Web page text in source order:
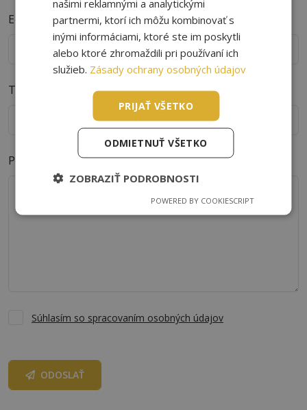
E-mail
Telefón
Poznámka
Súhlasím so spracovaním osobných údajov
ODOSLAŤ
našimi reklamnými a analytickými
partnermi, ktorí ich môžu kombinovať s
inými informáciami, ktoré ste im poskytli
alebo ktoré zhromaždili pri používaní ich
služieb. Zásady ochrany osobných údajov
PRIJAŤ VŠETKO
ODMIETNUŤ VŠETKO
ZOBRAZIŤ PODROBNOSTI
POWERED BY COOKIESCRIPT